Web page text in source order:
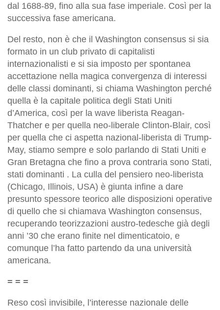
dal 1688-89, fino alla sua fase imperiale. Così per la
successiva fase americana.
Del resto, non è che il Washington consensus si sia
formato in un club privato di capitalisti
internazionalisti e si sia imposto per spontanea
accettazione nella magica convergenza di interessi
delle classi dominanti, si chiama Washington perché
quella è la capitale politica degli Stati Uniti
d’America, così per la wave liberista Reagan-
Thatcher e per quella neo-liberale Clinton-Blair, così
per quella che ci aspetta nazional-liberista di Trump-
May, stiamo sempre e solo parlando di Stati Uniti e
Gran Bretagna che fino a prova contraria sono Stati,
stati dominanti . La culla del pensiero neo-liberista
(Chicago, Illinois, USA) è giunta infine a dare
presunto spessore teorico alle disposizioni operative
di quello che si chiamava Washington consensus,
recuperando teorizzazioni austro-tedesche già degli
anni ’30 che erano finite nel dimenticatoio, e
comunque l’ha fatto partendo da una università
americana.
= = =
Reso così invisibile, l’interesse nazionale delle